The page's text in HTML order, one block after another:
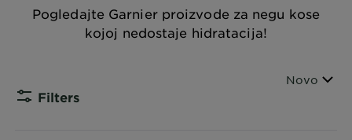
Pogledajte Garnier proizvode za negu kose
kojoj nedostaje hidratacija!
Filters
Sortiraj po
Novo